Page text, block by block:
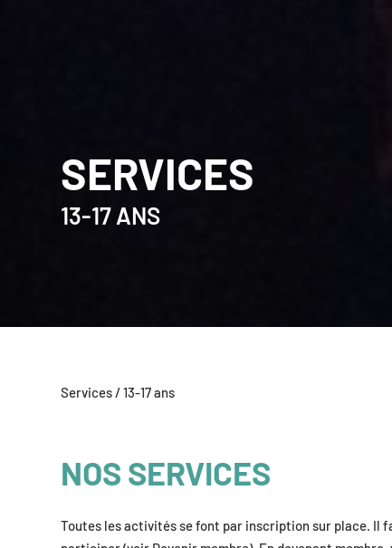
SERVICES
13-17 ANS
Services / 13-17 ans
NOS SERVICES
Toutes les activités se font par inscription sur place. Il